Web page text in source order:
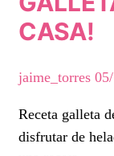
CASA!
jaime_torres
Receta galleta
disfrutar de